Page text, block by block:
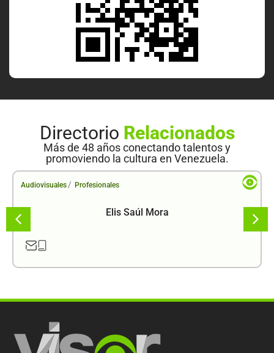
Directorio Relacionados
Más de 48 años conectando talentos y
promoviendo la cultura en Venezuela.
Audiovisuales / Profesionales
Elis Saúl Mora